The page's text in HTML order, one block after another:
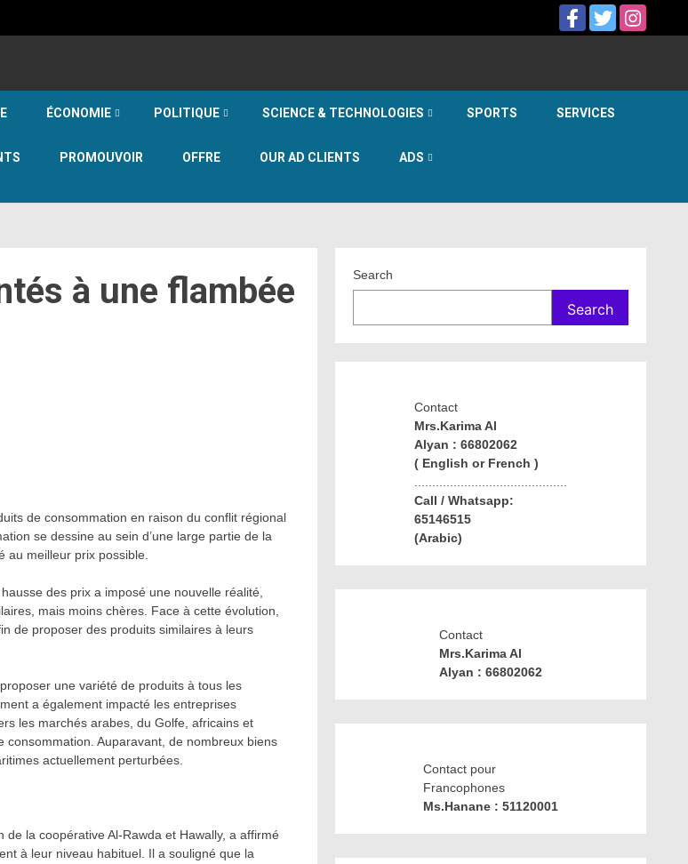
ÉCONOMIE POLITIQUE SCIENCE & TECHNOLOGIES SPORTS SERVICES
PROMOUVOIR OFFRE OUR AD CLIENTS ADS
à une flambée
de consommation en raison du conflit régional
se dessine au sein d’une large partie de la
meilleur prix possible.
des prix a imposé une nouvelle réalité,
mais moins chères. Face à cette évolution,
de proposer des produits similaires à leurs
une variété de produits à tous les
a également impacté les entreprises
les marchés arabes, du Golfe, africains et
Auparavant, de nombreux biens
actuellement perturbées.
la coopérative Al-Rawda et Hawally, a affirmé
à leur niveau habituel. Il a souligné que la
Search
Search
Contact
Mrs.Karima Al
Alyan : 66802062
( English or French )
...........................................
Call / Whatsapp:
65146515
(Arabic)
Contact
Mrs.Karima Al
Alyan : 66802062
Contact pour
Francophones
Ms.Hanane : 51120001